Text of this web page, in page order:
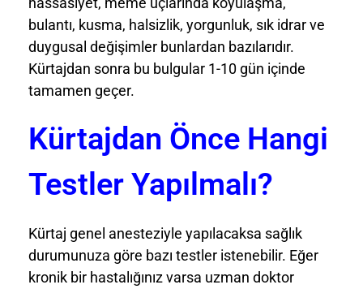
bulantı, kusma, halsizlik, yorgunluk, sık idrar ve
duygusal değişimler bunlardan bazılarıdır.
Kürtajdan sonra bu bulgular 1-10 gün içinde
tamamen geçer.
Kürtajdan Önce Hangi
Testler Yapılmalı?
Kürtaj genel anesteziyle yapılacaksa sağlık
durumunuza göre bazı testler istenebilir. Eğer
kronik bir hastalığınız varsa uzman doktor